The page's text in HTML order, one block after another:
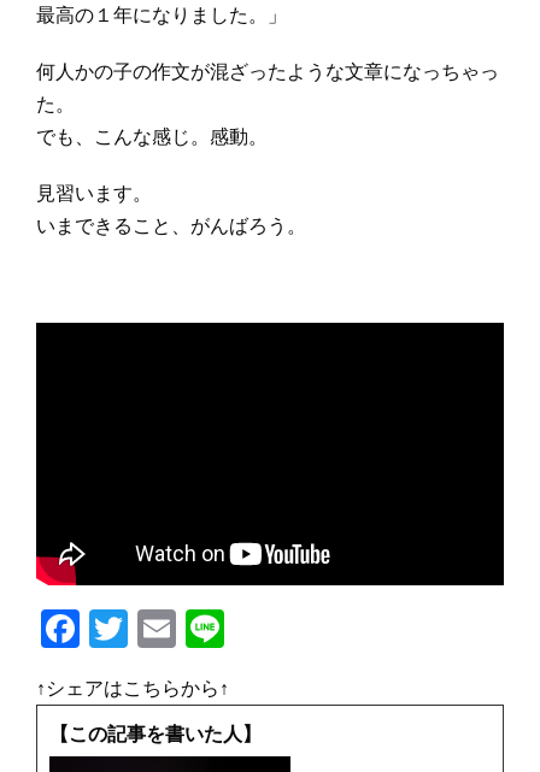
最高の１年になりました。」
何人かの子の作文が混ざったような文章になっちゃっ
た。
でも、こんな感じ。感動。
見習います。
いまできること、がんばろう。
F
c
e
T
w
it
te
E
m
ai
l
e
↑シェアはこちらから↑
【この記事を書いた人】